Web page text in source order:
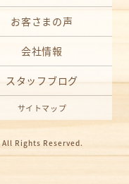
お客さまの声
会社情報
スタッフブログ
サイトマップ
All Rights Reserved.